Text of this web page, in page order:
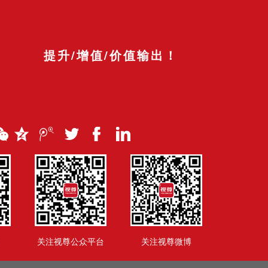
提升/增值/价值输出！
关注视尊公众平台 关注视尊微博